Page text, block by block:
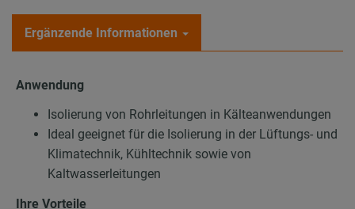
Ergänzende Informationen
Anwendung
Isolierung von Rohrleitungen in Kälteanwendungen
Ideal geeignet für die Isolierung in der Lüftungs- und
Klimatechnik, Kühltechnik sowie von
Kaltwasserleitungen
Ihre Vorteile